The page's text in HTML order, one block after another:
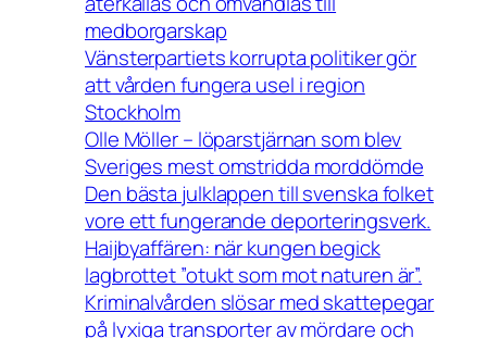
medborgarskap
Vänsterpartiets korrupta politiker gör
att vården fungera usel i region
Stockholm
Olle Möller – löparstjärnan som blev
Sveriges mest omstridda morddömde
Den bästa julklappen till svenska folket
vore ett fungerande deporteringsverk.
Haijbyaffären: när kungen begick
lagbrottet ”otukt som mot naturen är”.
Kriminalvården slösar med skattepegar
på lyxiga transporter av mördare och